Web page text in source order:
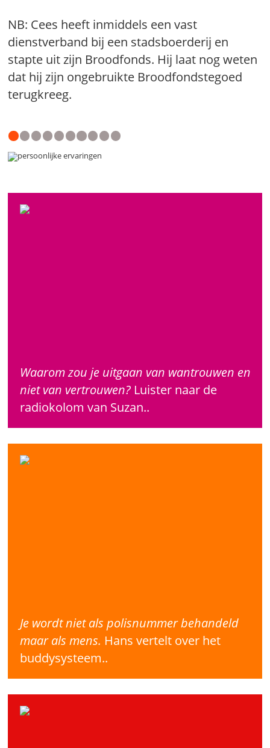
NB: Cees heeft inmiddels een vast
dienstverband bij een stadsboerderij en
stapte uit zijn Broodfonds. Hij laat nog weten
dat hij zijn ongebruikte Broodfondstegoed
terugkreeg.
Waarom zou je uitgaan van wantrouwen en
niet van vertrouwen?Luister naar de
radiokolom van Suzan..
Je wordt niet als polisnummer behandeld
maar als mens. Hans vertelt over het
buddysysteem..